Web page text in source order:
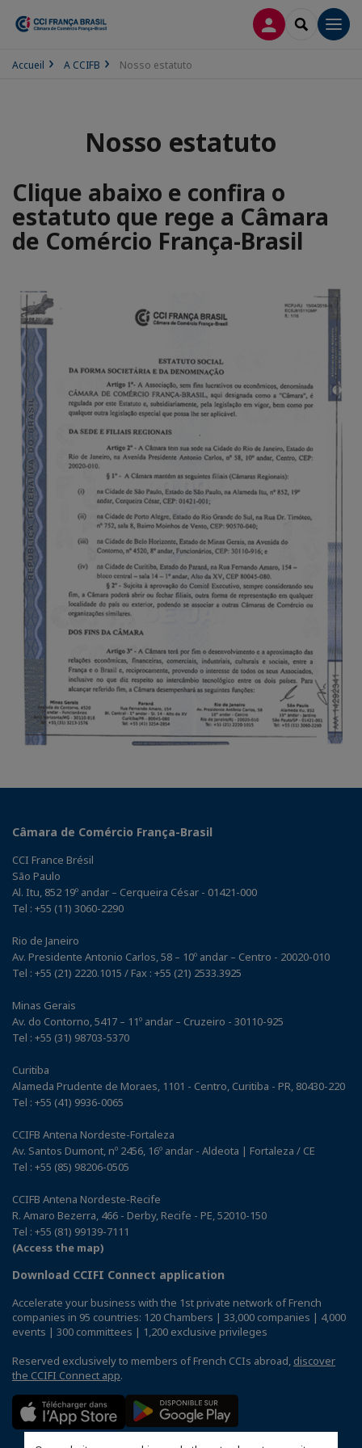
CONEXÃOSEARCH
Accueil A CCIFB Nosso estatuto
Nosso estatuto
Clique abaixo e confira o
estatuto que rege a Câmara
de Comércio França-Brasil
Câmara de Comércio França-Brasil
CCI France Brésil
São Paulo
Al. Itu, 852 19º andar – Cerqueira César - 01421-000
Tel : +55 (11) 3060-2290
Rio de Janeiro
Av. Presidente Antonio Carlos, 58 – 10º andar – Centro - 20020-010
Tel : +55 (21) 2220.1015 / Fax : +55 (21) 2533.3925
Minas Gerais
Av. do Contorno, 5417 – 11º andar – Cruzeiro - 30110-925
Tel : +55 (31) 98703-5370
Curitiba
Alameda Prudente de Moraes, 1101 - Centro, Curitiba - PR, 80430-220
Tel : +55 (41) 9936-0065
CCIFB Antena Nordeste-Fortaleza
Av. Santos Dumont, nº 2456, 16º andar - Aldeota | Fortaleza / CE
Tel : +55 (85) 98206-0505
CCIFB Antena Nordeste-Recife
R. Amaro Bezerra, 466 - Derby, Recife - PE, 52010-150
Tel : +55 (81) 99139-7111
(Access the map)
Download CCIFI Connect application
Accelerate your business with the 1st private network of French
companies in 95 countries: 120 Chambers | 33,000 companies | 4,000
events | 300 committees | 1,200 exclusive privileges
Reserved exclusively to members of French CCIs abroad, discover
the CCIFI Connect app.